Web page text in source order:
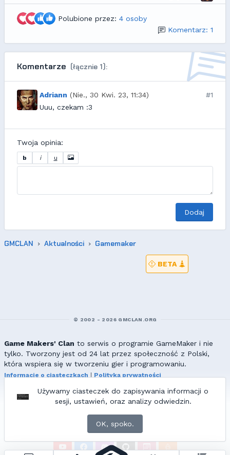
Polubione przez: 4 osoby
Komentarz: 1
Komentarze (łącznie 1):
Adriann (Nie., 30 Kwi. 23, 11:34)
#1
Uuu, czekam :3
Twoja opinia:
b i u
Dodaj
GMCLAN Aktualności Gamemaker
Używamy ciasteczek do zapisywania informacji o
sesji, ustawień, oraz analizy odwiedzin.
OK, spoko.
BETA
© 2002 - 2026 GMCLAN.ORG
Game Makers' Clan to serwis o programie GameMaker i nie
tylko. Tworzony jest od 24 lat przez społeczność z Polski,
która wspiera się w tworzeniu gier i programowaniu.
Informacje o ciasteczkach
Polityka prywatności
Wszelkie prawa zastrzeżone. Kopiowanie materiałów bez zgody
redakcji zabronione!
ZNAJDZIESZ NAS TAKŻE NA: